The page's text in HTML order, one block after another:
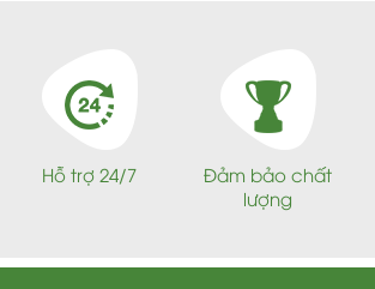
Hỗ trợ 24/7
Đảm bảo chất
lượng